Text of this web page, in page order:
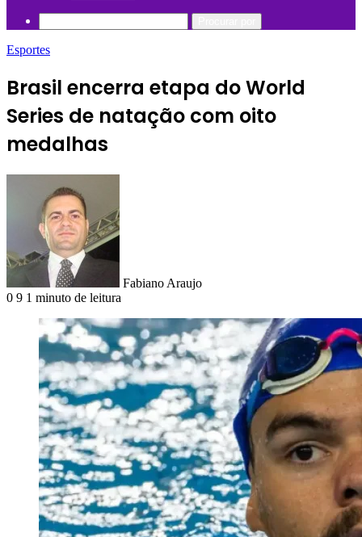
Esportes
Brasil encerra etapa do World
Series de natação com oito
medalhas
Fabiano Araujo
0 9 1 minuto de leitura